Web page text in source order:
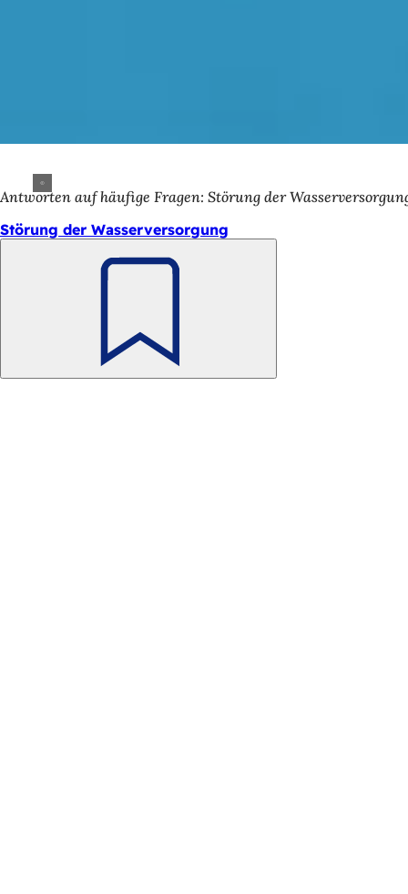
Antworten auf häufige Fragen: Störung der
Störung der Wasserversorgung
Fußbereich
Alle Dienstleistungen